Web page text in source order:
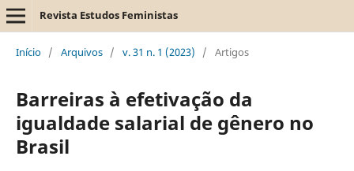
Revista Estudos Feministas
Início / Arquivos / v. 31 n. 1 (2023) / Artigos
Barreiras à efetivação da
igualdade salarial de gênero no
Brasil